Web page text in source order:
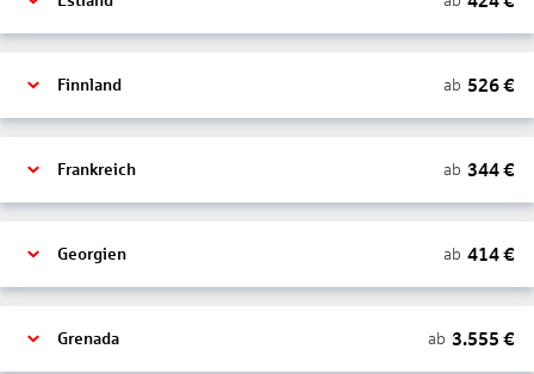
Finnland ab 526€
Frankreich ab 344€
Georgien ab 414€
Grenada ab 3.555 €